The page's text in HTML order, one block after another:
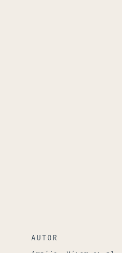
AUTOR